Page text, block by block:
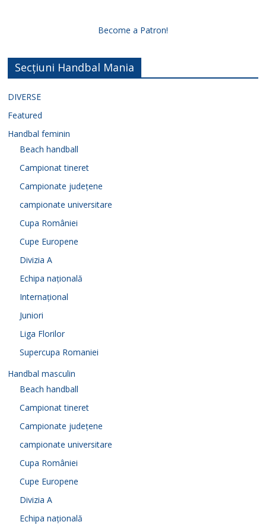
Become a Patron!
Secțiuni Handbal Mania
DIVERSE
Featured
Handbal feminin
Beach handball
Campionat tineret
Campionate județene
campionate universitare
Cupa României
Cupe Europene
Divizia A
Echipa națională
Internațional
Juniori
Liga Florilor
Supercupa Romaniei
Handbal masculin
Beach handball
Campionat tineret
Campionate județene
campionate universitare
Cupa României
Cupe Europene
Divizia A
Echipa națională